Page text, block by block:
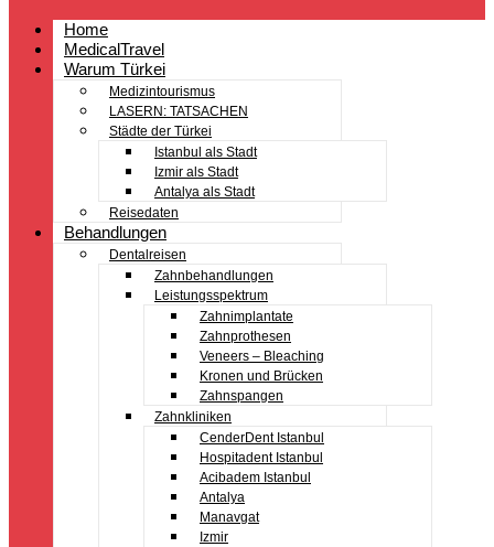
Home
MedicalTravel
Warum Türkei
Medizintourismus
LASERN: TATSACHEN
Städte der Türkei
Istanbul als Stadt
Izmir als Stadt
Antalya als Stadt
Reisedaten
Behandlungen
Dentalreisen
Zahnbehandlungen
Leistungsspektrum
Zahnimplantate
Zahnprothesen
Veneers – Bleaching
Kronen und Brücken
Zahnspangen
Zahnkliniken
CenderDent Istanbul
Hospitadent Istanbul
Acibadem Istanbul
Antalya
Manavgat
Izmir